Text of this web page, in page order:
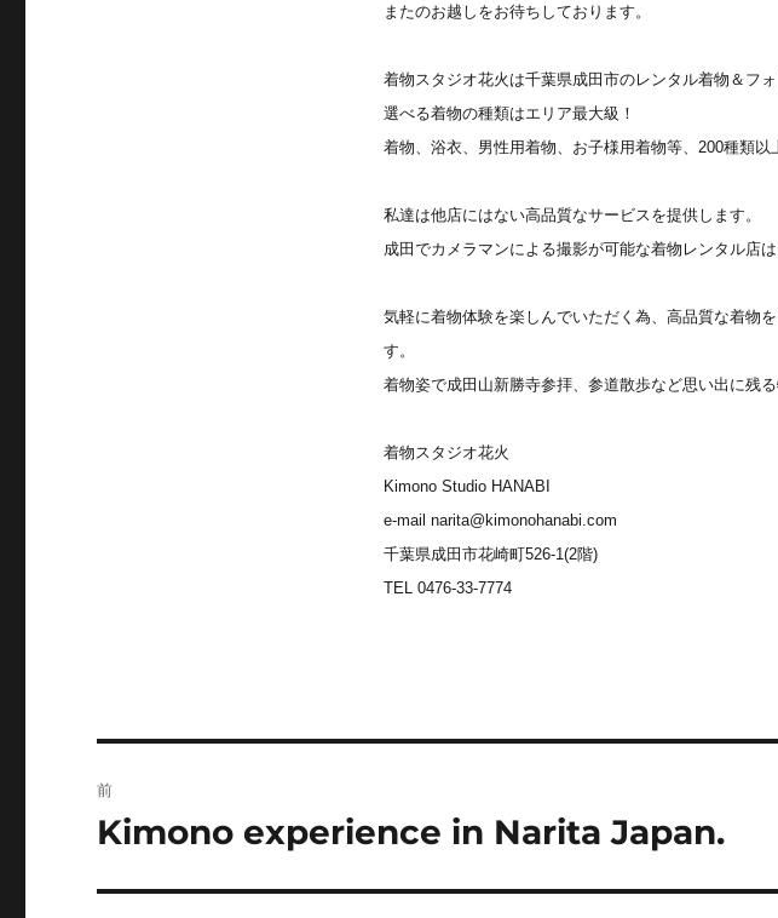
またのお越しをお待ちしております。
着物スタジオ花火は千葉県成田市のレンタル着物＆フォ
選べる着物の種類はエリア最大級！
着物、浴衣、男性用着物、お子様用着物等、200種類以
私達は他店にはない高品質なサービスを提供します。
成田でカメラマンによる撮影が可能な着物レンタル店は
気軽に着物体験を楽しんでいただく為、高品質な着物
す。
着物姿で成田山新勝寺参拝、参道散歩など思い出に残
着物スタジオ花火
Kimono Studio HANABI
e-mail narita@kimonohanabi.com
千葉県成田市花崎町526-1(2階)
TEL 0476-33-7774
稿
前
前
投
Kimono experience in Narita Japan.